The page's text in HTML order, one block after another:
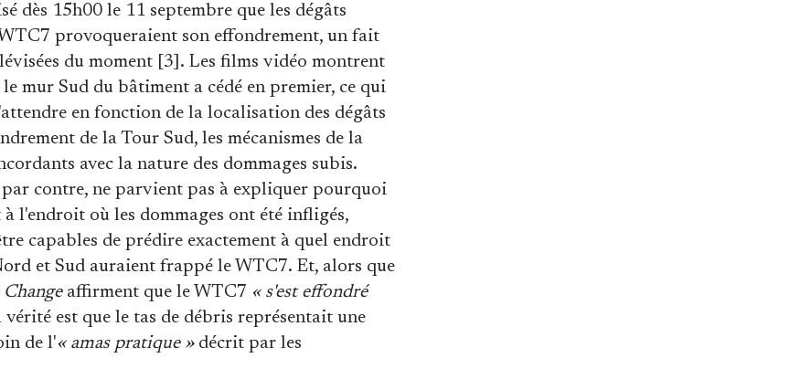
dès 15h00 le 11 septembre que les dégâts
provoqueraient son effondrement, un fait
du moment [3]. Les films vidéo montrent
mur Sud du bâtiment a cédé en premier, ce qui
en fonction de la localisation des dégâts
de la Tour Sud, les mécanismes de la
avec la nature des dommages subis.
contre, ne parvient pas à expliquer pourquoi
l'endroit où les dommages ont été infligés,
capables de prédire exactement à quel endroit
et Sud auraient frappé le WTC7. Et, alors que
affirment que le WTC7 « s'est effondré
vérité est que le tas de débris représentait une
de l'« amas pratique »décrit par les